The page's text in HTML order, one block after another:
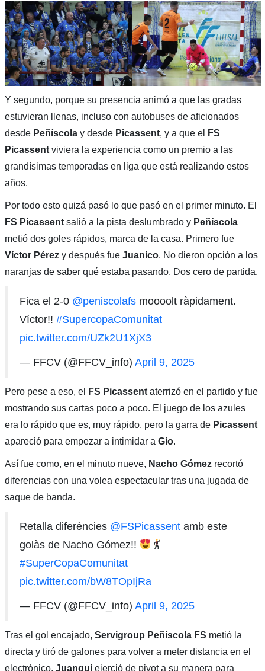
Y segundo, porque su presencia animó a que las gradas
estuvieran llenas, incluso con autobuses de aficionados
desde Peñíscolay desde Picassent, y a que el
FS
Picassentviviera la experiencia como un premio a las
grandísimas temporadas en liga que está realizando estos
años.
Por todo esto quizá pasó lo que pasó en el primer minuto. El
FS Picassentsalió a la pista deslumbrado y Peñíscola
metió dos goles rápidos, marca de la casa. Primero fue
Víctor Pérezy después fue Juanico. No dieron opción a los
naranjas de saber qué estaba pasando. Dos cero de partida.
Fica el 2-0 @peniscolafsmoooolt ràpidament.
Víctor!! #SupercopaComunitat
pic.twitter.com/UZk2U1XjX3
— FFCV (@FFCV_info) April 9, 2025
Pero pese a eso, el FS Picassentaterrizó en el partido y fue
mostrando sus cartas poco a poco. El juego de los azules
era lo rápido que es, muy rápido, pero la garra de Picassent
apareció para empezar a intimidar a Gio.
Así fue como, en el minuto nueve, Nacho Gómezrecortó
diferencias con una volea espectacular tras una jugada de
saque de banda.
Retalla diferències @FSPicassentamb este
golàs de Nacho Gómez!!
#SuperCopaComunitat
pic.twitter.com/bW8TOpIjRa
— FFCV (@FFCV_info) April 9, 2025
Tras el gol encajado, Servigroup Peñíscola FS metió la
directa y tiró de galones para volver a meter distancia en el
electrónico. Juanquiejerció de pivot a su manera para